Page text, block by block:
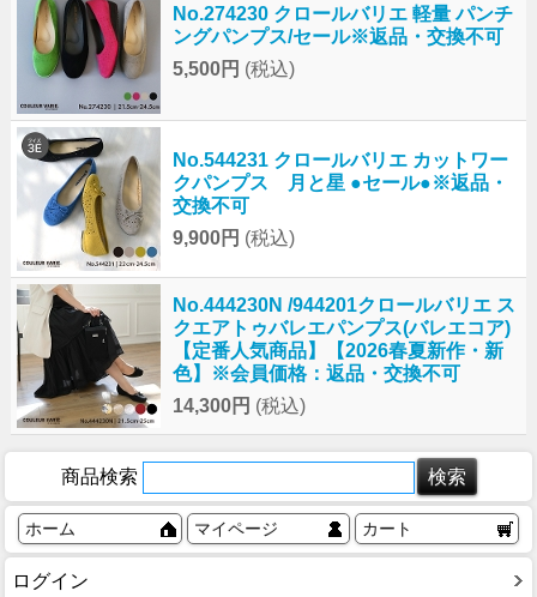
No.274230 クロールバリエ 軽量 パンチ
ングパンプス/セール※返品・交換不可
5,500円 (税込)
No.544231 クロールバリエ カットワー
クパンプス 月と星 ●セール●※返品・
交換不可
9,900円 (税込)
No.444230N /944201クロールバリエ ス
クエアトゥバレエパンプス(バレエコア)
【定番人気商品】【2026春夏新作・新
色】※会員価格：返品・交換不可
14,300円 (税込)
商品検索
ホーム マイページ カート
ログイン